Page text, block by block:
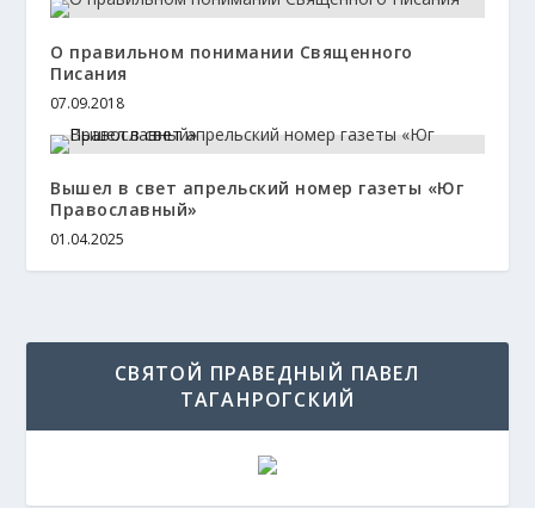
О правильном понимании Священного
Писания
07.09.2018
Вышел в свет апрельский номер газеты «Юг
Православный»
01.04.2025
СВЯТОЙ ПРАВЕДНЫЙ ПАВЕЛ
ТАГАНРОГСКИЙ